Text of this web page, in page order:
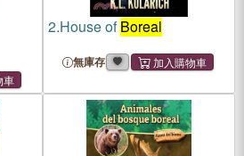
2.House ofBoreal
無庫存